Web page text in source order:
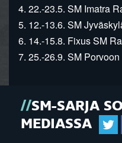
4. 22.-23.5. SM Imatra
5. 12.-13.6. SM
6. 14.-15.8. Fixus SM
7. 25.-26.9. SM
SM-SARJA
MEDIASSA